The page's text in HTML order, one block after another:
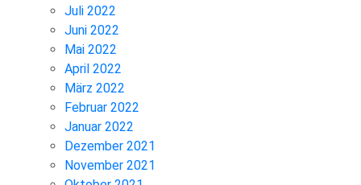
Juli 2022
Juni 2022
Mai 2022
April 2022
März 2022
Februar 2022
Januar 2022
Dezember 2021
November 2021